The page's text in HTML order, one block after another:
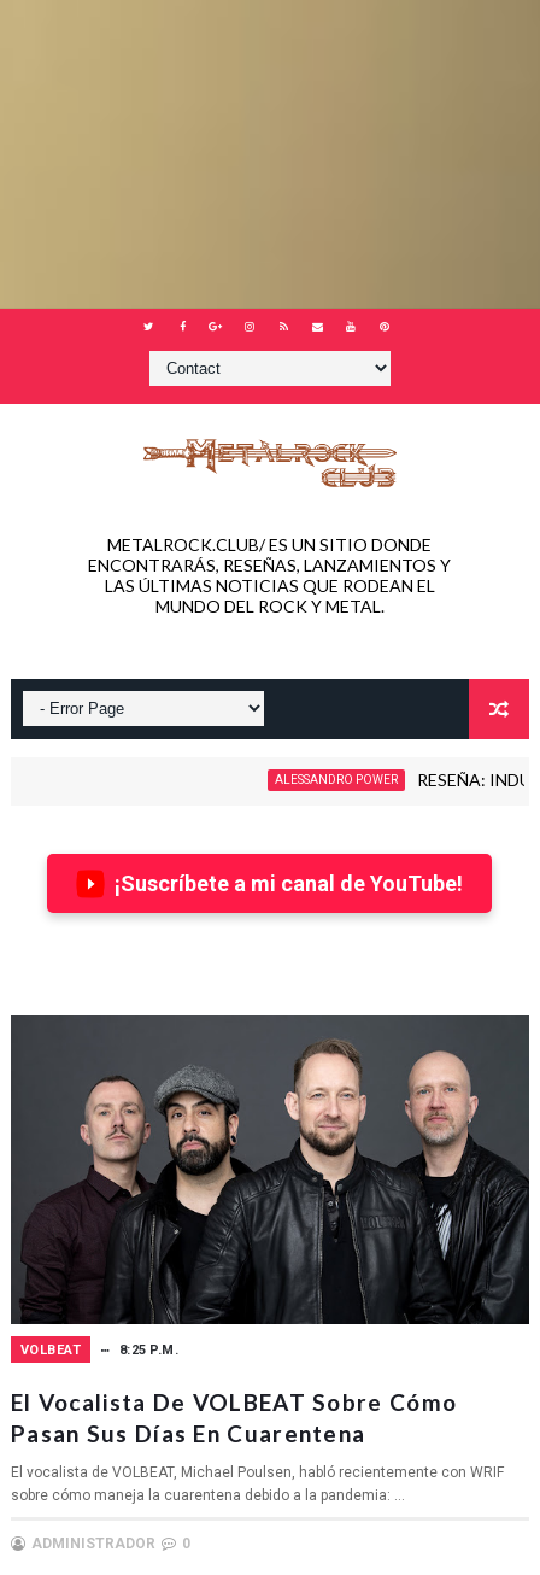
METALROCK.CLUB/ ES UN SITIO DONDE
ENCONTRARÁS, RESEÑAS, LANZAMIENTOS Y
LAS ÚLTIMAS NOTICIAS QUE RODEAN EL
MUNDO DEL ROCK Y METAL.
ALESSANDRO POWER RESEÑA:
¡Suscríbete a mi canal de YouTube!
VOLBEAT 8:25 P.M.
El Vocalista De VOLBEAT Sobre Cómo
Pasan Sus Días En Cuarentena
El vocalista de VOLBEAT, Michael Poulsen, habló recientemente con WRIF
sobre cómo maneja la cuarentena debido a la pandemia: ...
ADMINISTRADOR 0